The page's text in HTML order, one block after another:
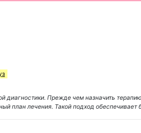
диагностики. Прежде чем назначить
план лечения. Такой подход обеспечивает